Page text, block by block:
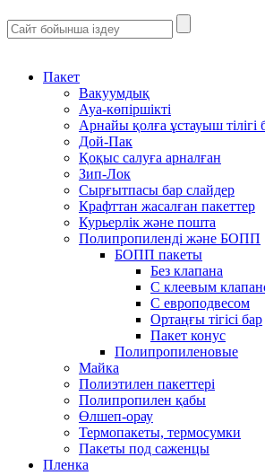
Пакет
Вакуумдық
Ауа-көпіршікті
Арнайы қолға ұстауыш тілігі
Дой-Пак
Қоқыс салуға арналған
Зип-Лок
Сырғытпасы бар слайдер
Крафттан жасалған пакеттер
Курьерлік және пошта
Полипропиленді және БОПП
БОПП пакеты
Без клапана
С клеевым
С европодвесом
Ортаңғы тігісі бар
Пакет конус
Полипропиленовые
Майка
Полиэтилен пакеттері
Полипропилен қабы
Өлшеп-орау
Термопакеты, термосумки
Пакеты под саженцы
Пленка